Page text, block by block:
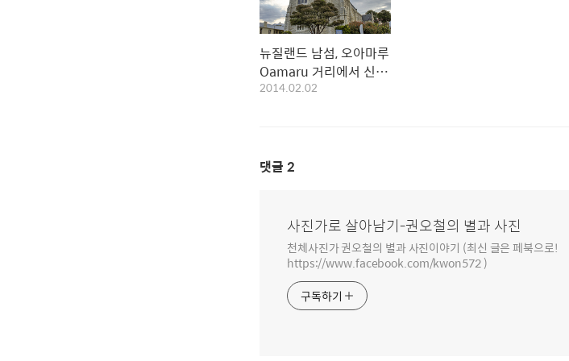
뉴질랜드 남섬, 오아마루
Oamaru 거리에서 신주
소에 대해 생각해보다
2014.02.02
댓글 2
사진가로 살아남기-권오철의 별과 사진
천체사진가 권오철의 별과 사진이야기 (최신 글은 페북으로!
https://www.facebook.com/kwon572 )
구독하기